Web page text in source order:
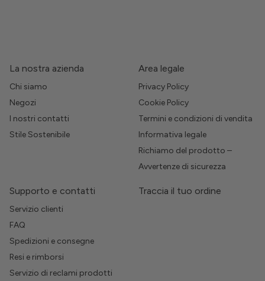
La nostra azienda
Chi siamo
Negozi
I nostri contatti
Stile Sostenibile
Area legale
Privacy Policy
Cookie Policy
Termini e condizioni di vendita
Informativa legale
Richiamo del prodotto –
Avvertenze di sicurezza
Supporto e contatti
Servizio clienti
FAQ
Spedizioni e consegne
Resi e rimborsi
Servizio di reclami prodotti
Traccia il tuo ordine